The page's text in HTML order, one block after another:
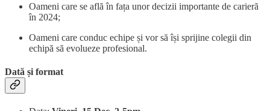
Oameni care se află în fața unor decizii importante de carieră
în 2024;
Oameni care conduc echipe și vor să își sprijine colegii din
echipă să evolueze profesional.
Dată și format